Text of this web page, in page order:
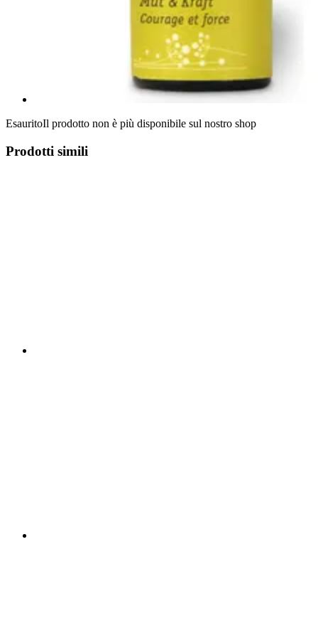
EsauritoIl prodotto non è più disponibile sul nostro shop
Prodotti simili